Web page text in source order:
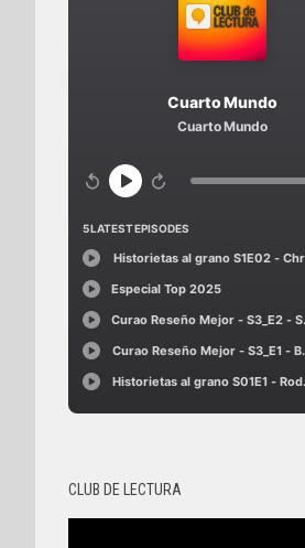
CLUB DE LECTURA